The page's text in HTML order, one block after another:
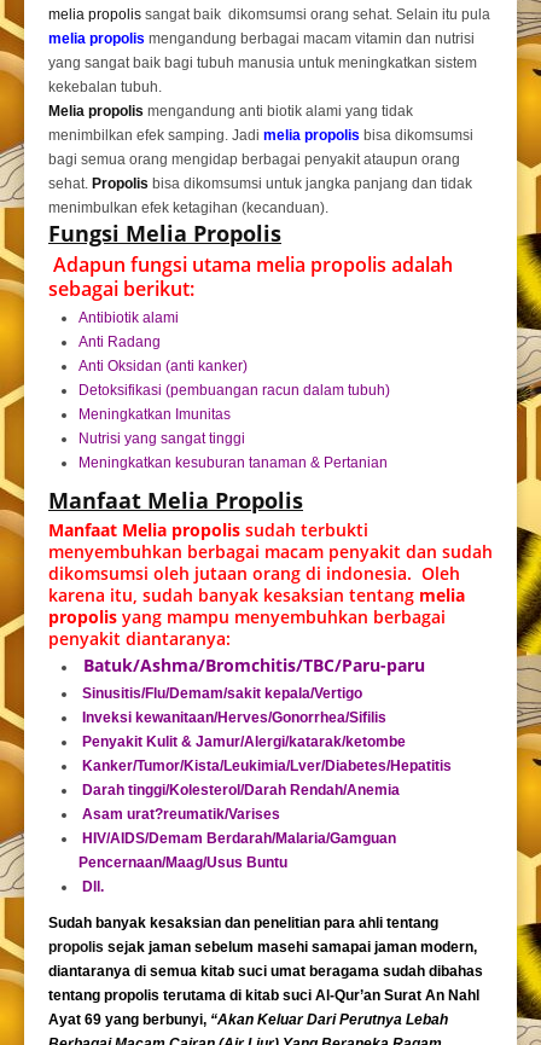
melia propolis sangat baik dikomsumsi orang sehat. Selain itu pula
melia propolis mengandung berbagai macam vitamin dan nutrisi
yang sangat baik bagi tubuh manusia untuk meningkatkan sistem
kekebalan tubuh.
Melia propolis mengandung anti biotik alami yang tidak
menimbilkan efek samping. Jadi melia propolis bisa dikomsumsi
bagi semua orang mengidap berbagai penyakit ataupun orang
sehat. Propolis bisa dikomsumsi untuk jangka panjang dan tidak
menimbulkan efek ketagihan (kecanduan).
Fungsi Melia Propolis
Adapun fungsi utama melia propolis adalah
sebagai berikut:
Antibiotik alami
Anti Radang
Anti Oksidan (anti kanker)
Detoksifikasi (pembuangan racun dalam tubuh)
Meningkatkan Imunitas
Nutrisi yang sangat tinggi
Meningkatkan kesuburan tanaman & Pertanian
Manfaat Melia Propolis
Manfaat Melia propolis sudah terbukti
menyembuhkan berbagai macam penyakit dan sudah
dikomsumsi oleh jutaan orang di indonesia. Oleh
karena itu, sudah banyak kesaksian tentang melia
propolis yang mampu menyembuhkan berbagai
penyakit diantaranya:
Batuk/Ashma/Bromchitis/TBC/Paru-paru
Sinusitis/Flu/Demam/sakit kepala/Vertigo
Inveksi kewanitaan/Herves/Gonorrhea/Sifilis
Penyakit Kulit & Jamur/Alergi/katarak/ketombe
Kanker/Tumor/Kista/Leukimia/Lver/Diabetes/Hepatitis
Darah tinggi/Kolesterol/Darah Rendah/Anemia
Asam urat?reumatik/Varises
HIV/AIDS/Demam Berdarah/Malaria/Gamguan
Pencernaan/Maag/Usus Buntu
Dll.
Sudah banyak kesaksian dan penelitian para ahli tentang
propolis sejak jaman sebelum masehi samapai jaman modern,
diantaranya di semua kitab suci umat beragama sudah dibahas
tentang propolis terutama di kitab suci Al-Qur’an Surat An Nahl
Ayat 69 yang berbunyi, “Akan Keluar Dari Perutnya Lebah